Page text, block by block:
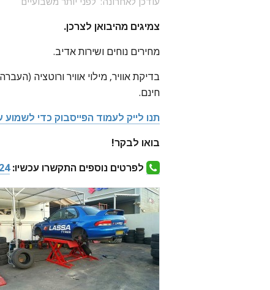
צמיגים מהיבואן לצרכן.
מחירים נוחים ושירות אדיב.
בדיקת אוויר, מילוי אוויר ורוטציה
חינם.
תנו לייק לעמוד הפייסבוק כדי
בואו לבקר!
לפרטים נוספים התקשרו עכשיו: